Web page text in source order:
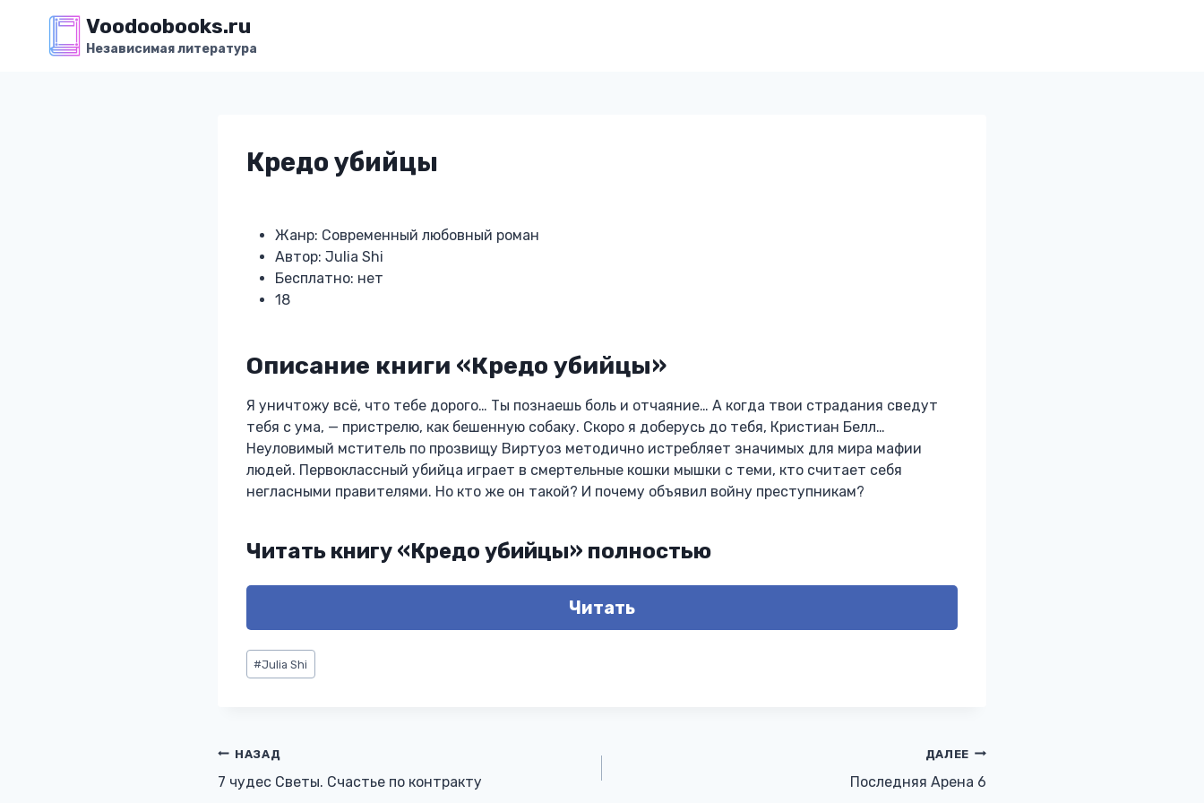
содержимому
Voodoobooks.ru
Независимая литература
Кредо убийцы
Жанр: Современный любовный роман
Автор: Julia Shi
Бесплатно: нет
18
Описание книги «Кредо убийцы»
Я уничтожу всё, что тебе дорого… Ты познаешь боль и отчаяние… А когда твои страдания сведут
тебя с ума, — пристрелю, как бешенную собаку. Скоро я доберусь до тебя, Кристиан Белл…
Неуловимый мститель по прозвищу Виртуоз методично истребляет значимых для мира мафии
людей. Первоклассный убийца играет в смертельные кошки мышки с теми, кто считает себя
негласными правителями. Но кто же он такой? И почему объявил войну преступникам?
Читать книгу «Кредо убийцы» полностью
Читать
Метки
записи:
#Julia Shi
Навигация
по
НАЗАД
7 чудес Светы. Счастье по контракту
ДАЛЕЕ
Последняя Арена 6